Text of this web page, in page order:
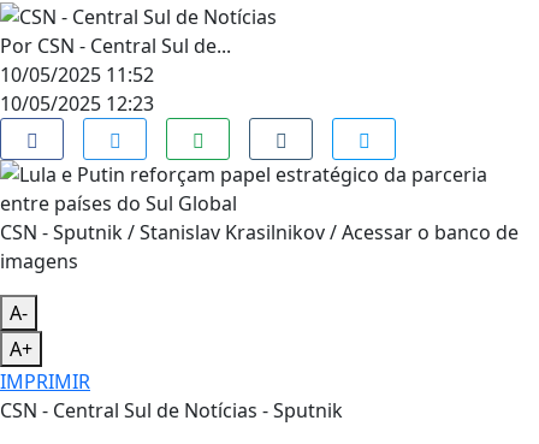
Por CSN - Central Sul de...
10/05/2025 11:52
10/05/2025 12:23
CSN - Sputnik / Stanislav Krasilnikov / Acessar o banco de
imagens
A-
A+
IMPRIMIR
CSN - Central Sul de Notícias - Sputnik